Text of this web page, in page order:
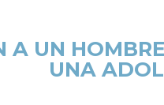
A UN
UNA